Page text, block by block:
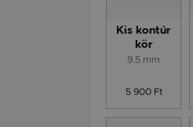
Kis kontúr
kör
9.5 mm
5 900 Ft